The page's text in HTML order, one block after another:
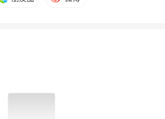
调。
计划，包括GW星座、G60星
级别的卫星部署目标。这些计
，最确定、最持续的业务增量